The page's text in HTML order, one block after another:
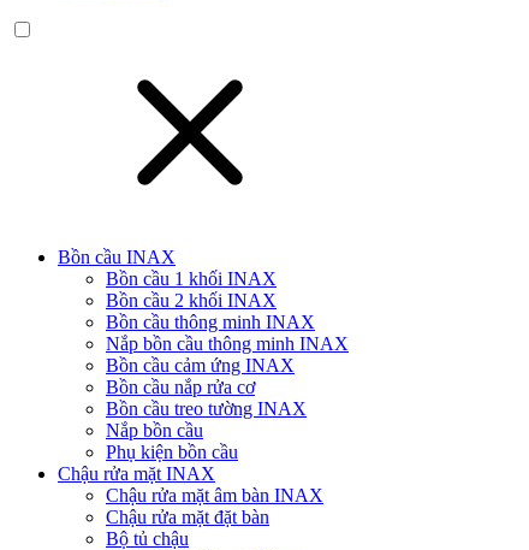
Bồn cầu INAX
Bồn cầu 1 khối INAX
Bồn cầu 2 khối INAX
Bồn cầu thông minh INAX
Nắp bồn cầu thông minh INAX
Bồn cầu cảm ứng INAX
Bồn cầu nắp rửa cơ
Bồn cầu treo tường INAX
Nắp bồn cầu
Phụ kiện bồn cầu
Chậu rửa mặt INAX
Chậu rửa mặt âm bàn INAX
Chậu rửa mặt đặt bàn
Bộ tủ chậu